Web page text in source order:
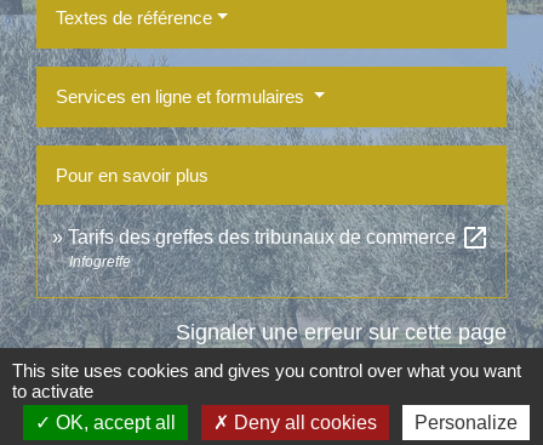
Textes de référence
Services en ligne et formulaires
Pour en savoir plus
Tarifs des greffes des tribunaux de commerceopen_in_new
Infogreffe
Signaler une erreur sur cette page
This site uses cookies and gives you control over what you want
to activate
OK, accept all
Deny all cookies Personalize